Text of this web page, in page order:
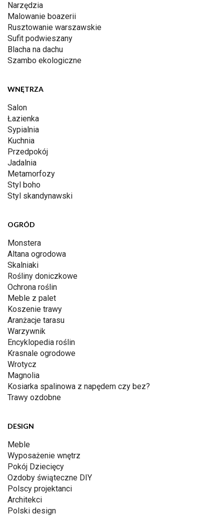
Narzędzia
Malowanie boazerii
Rusztowanie warszawskie
Sufit podwieszany
Blacha na dachu
Szambo ekologiczne
WNĘTRZA
Salon
Łazienka
Sypialnia
Kuchnia
Przedpokój
Jadalnia
Metamorfozy
Styl boho
Styl skandynawski
OGRÓD
Monstera
Altana ogrodowa
Skalniaki
Rośliny doniczkowe
Ochrona roślin
Meble z palet
Koszenie trawy
Aranżacje tarasu
Warzywnik
Encyklopedia roślin
Krasnale ogrodowe
Wrotycz
Magnolia
Kosiarka spalinowa z napędem czy bez?
Trawy ozdobne
DESIGN
Meble
Wyposażenie wnętrz
Pokój Dziecięcy
Ozdoby świąteczne DIY
Polscy projektanci
Architekci
Polski design